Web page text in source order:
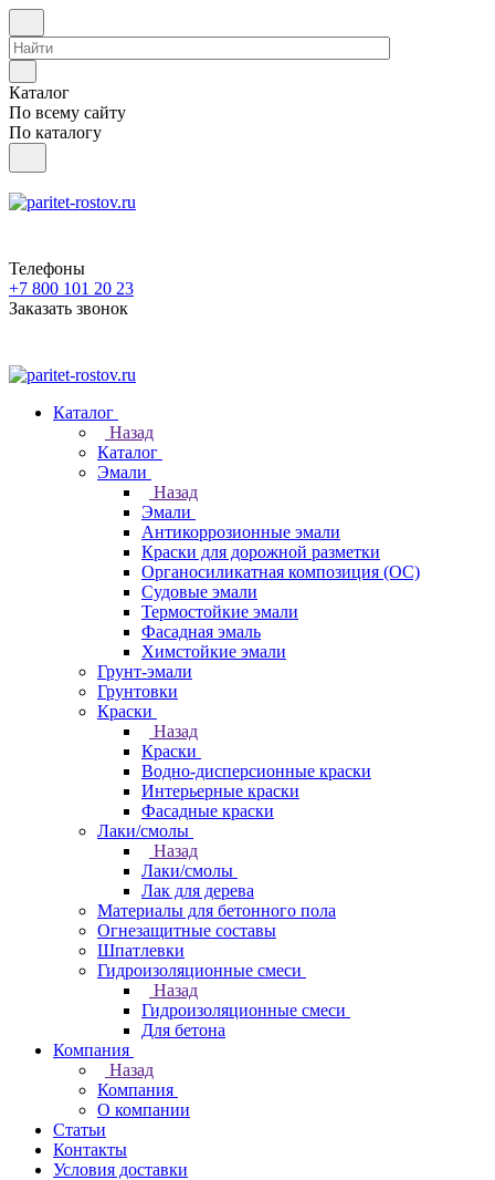
Каталог
По всему сайту
По каталогу
Телефоны
+7 800 101 20 23
Заказать звонок
Каталог
Назад
Каталог
Эмали
Назад
Эмали
Антикоррозионные эмали
Краски для дорожной разметки
Органосиликатная композиция (ОС)
Судовые эмали
Термостойкие эмали
Фасадная эмаль
Химстойкие эмали
Грунт-эмали
Грунтовки
Краски
Назад
Краски
Водно-дисперсионные краски
Интерьерные краски
Фасадные краски
Лаки/смолы
Назад
Лаки/смолы
Лак для дерева
Материалы для бетонного пола
Огнезащитные составы
Шпатлевки
Гидроизоляционные смеси
Назад
Гидроизоляционные смеси
Для бетона
Компания
Назад
Компания
О компании
Статьи
Контакты
Условия доставки